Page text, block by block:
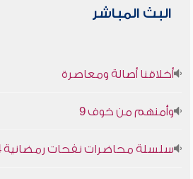
البث المباشر
أخلاقنا أصالة ومعاصرة
وأمنهم من خوف 9
سلسلة محاضرات نفحات رمضانية 1444هـ